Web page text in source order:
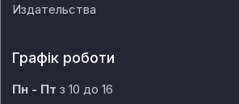
Издательства
Графік роботи
Пн - Пт з 10 до 16